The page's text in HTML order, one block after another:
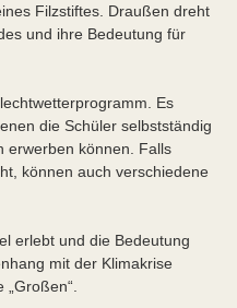
Filzstiftes. Draußen dreht
und ihre Bedeutung für
Es
die Schüler selbstständig
erwerben können. Falls
können auch verschiedene
erlebt und die Bedeutung
mit der Klimakrise